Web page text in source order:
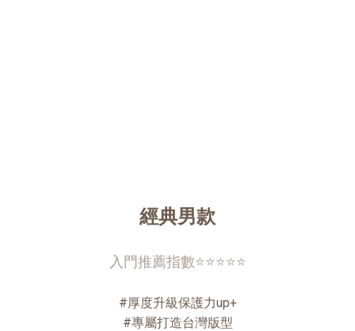
經典男款
入門推薦指數⭐⭐⭐⭐⭐
#厚度升級保護力up+
#專屬打造台灣版型